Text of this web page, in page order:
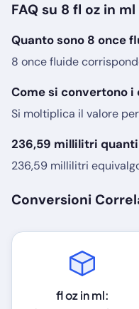
FAQ su 8 fl oz in ml
Quanto sono 8 once
8 once fluide
Come si convertono
Si moltiplica il valore
236,59 millilitri
236,59 millilitri
Conversioni
fl oz in ml: